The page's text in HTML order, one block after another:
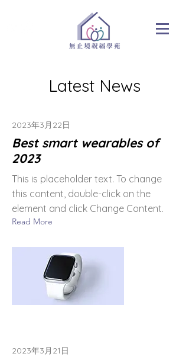
Latest News
2023年3月22日
Best smart wearables of
2023
This is placeholder text. To change
this content, double-click on the
element and click Change Content.
Read More
2023年3月21日